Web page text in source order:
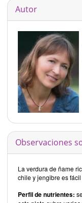
Autor
Observaciones
La verdura de ñame
chile y jengibre es
Perfil de nutrientes: